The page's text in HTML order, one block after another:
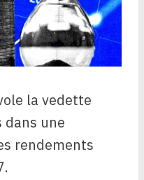
la vedette
dans une
rendements